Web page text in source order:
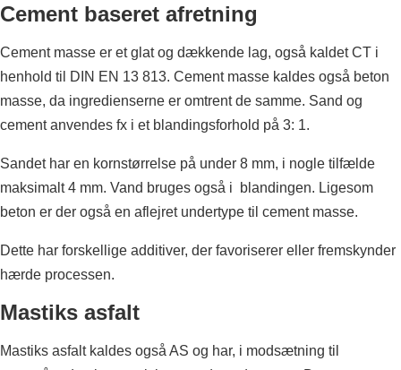
Cement baseret afretning
Cement masse er et glat og dækkende lag, også kaldet CT i
henhold til DIN EN 13 813. Cement masse kaldes også beton
masse, da ingredienserne er omtrent de samme. Sand og
cement anvendes fx i et blandingsforhold på 3: 1.
Sandet har en kornstørrelse på under 8 mm, i nogle tilfælde
maksimalt 4 mm. Vand bruges også i blandingen. Ligesom
beton er der også en aflejret undertype til cement masse.
Dette har forskellige additiver, der favoriserer eller fremskynder
hærde processen.
Mastiks asfalt
Mastiks asfalt kaldes også AS og har, i modsætning til